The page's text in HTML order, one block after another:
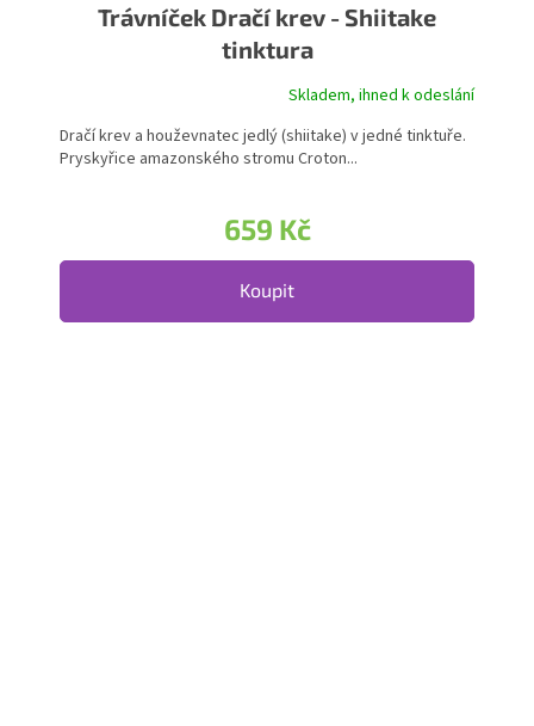
Trávníček Dračí krev - Shiitake
tinktura
Skladem, ihned k odeslání
659 Kč
Koupit
Dračí krev a houževnatec jedlý (shiitake) v jedné tinktuře.
Pryskyřice amazonského stromu Croton...